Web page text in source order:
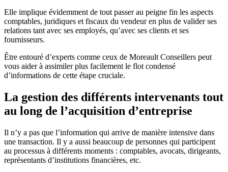
Elle implique évidemment de tout passer au peigne fin les aspects
comptables, juridiques et fiscaux du vendeur en plus de valider ses
relations tant avec ses employés, qu’avec ses clients et ses
fournisseurs.
Être entouré d’experts comme ceux de Moreault Conseillers peut
vous aider à assimiler plus facilement le flot condensé
d’informations de cette étape cruciale.
La gestion des différents intervenants tout
au long de l’acquisition d’entreprise
Il n’y a pas que l’information qui arrive de manière intensive dans
une transaction. Il y a aussi beaucoup de personnes qui participent
au processus à différents moments : comptables, avocats, dirigeants,
représentants d’institutions financières, etc.